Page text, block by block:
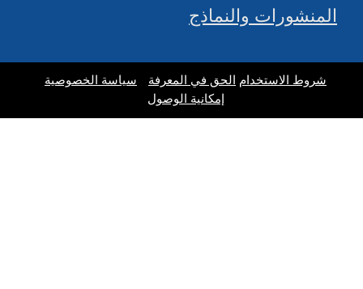
والنماذج
شروط الاستخدام الحق في المعرفة
سياسة الخصوصية
إمكانية الوصول